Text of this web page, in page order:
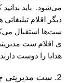
می‌شود. باید
دیگر اقلام
ست‌ها استقبال
ی اقلام ست
هدایا را دوست
2. ست مدیریتی چرم